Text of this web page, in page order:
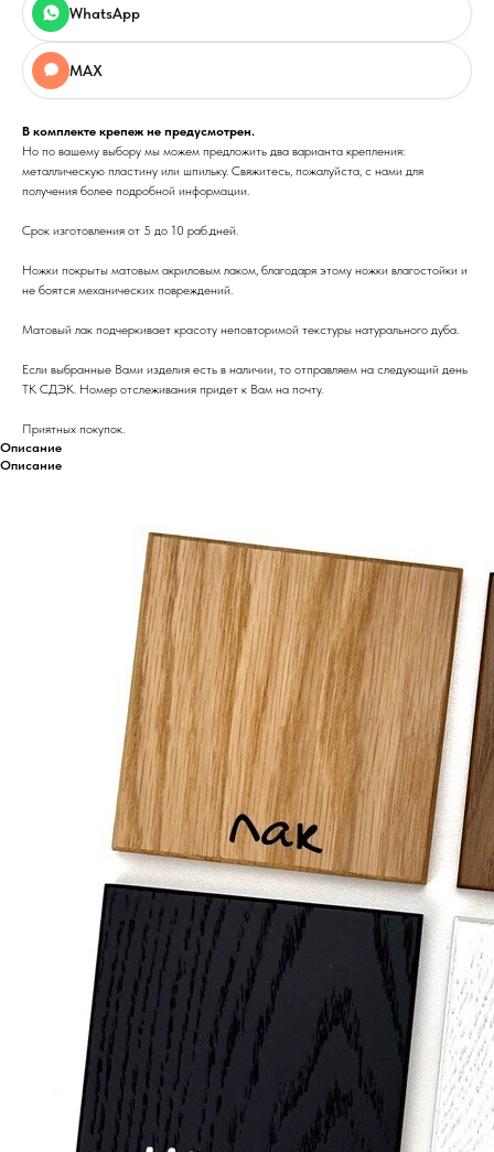
WhatsApp
MAX
В комплекте крепеж не предусмотрен.
Но по вашему выбору мы можем предложить два варианта крепления:
металлическую пластину или шпильку. Свяжитесь, пожалуйста, с нами для
получения более подробной информации.
Срок изготовления от 5 до 10 раб.дней.
Ножки покрыты матовым акриловым лаком, благодаря этому ножки влагостойки и
не боятся механических повреждений.
Матовый лак подчеркивает красоту неповторимой текстуры натурального дуба.
Если выбранные Вами изделия есть в наличии, то отправляем на следующий день
ТК СДЭК. Номер отслеживания придет к Вам на почту.
Приятных покупок.
Описание
Описание